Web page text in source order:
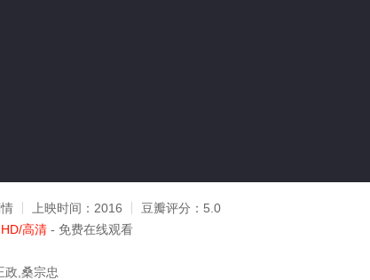
上映时间： 2016 豆瓣评分： 5.0
HD/高清 - 免费在线观看
政,桑宗忠